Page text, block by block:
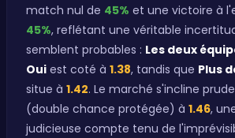
match nul de 45% et une victoire à
45%, reflétant une véritable
semblent probables : Les deux
Oui est coté à 1.38, tandis que Plus
situe à 1.42. Le marché s'incline
(double chance protégée) à 1.46,
judicieuse compte tenu de